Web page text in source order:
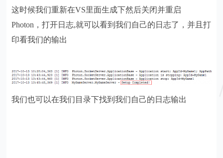
这时候我们重新在VS里面生成下然后关闭并重启
Photon，打开日志,就可以看到我们自己的日志了，并且打
印看我们的输出
我们也可以在我们目录下找到我们自己的日志输出